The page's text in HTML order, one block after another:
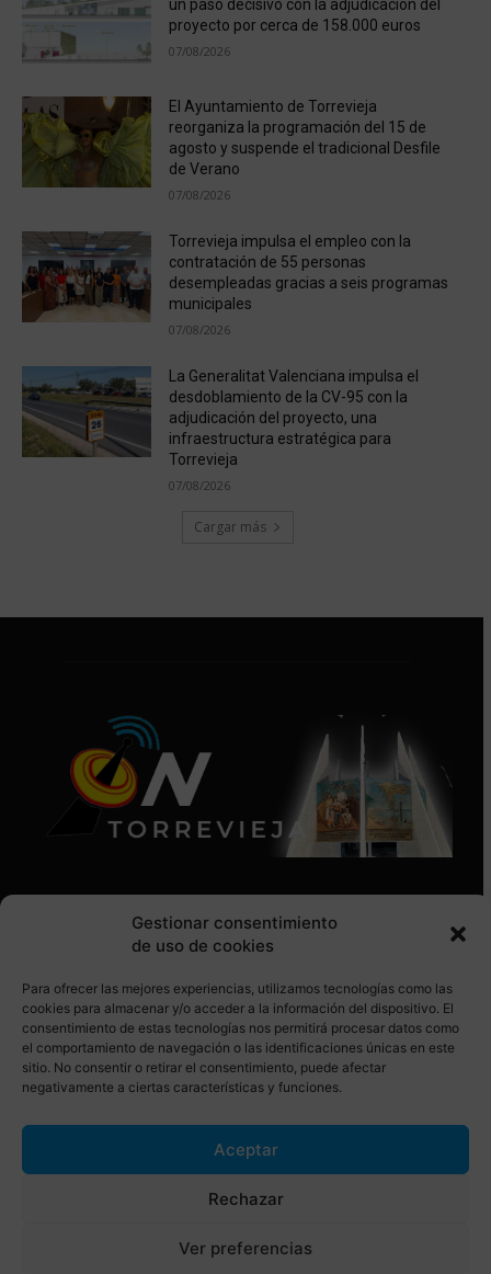
Gestionar consentimiento
de uso de cookies
Para ofrecer las mejores experiencias, utilizamos tecnologías como las
cookies para almacenar y/o acceder a la información del dispositivo. El
consentimiento de estas tecnologías nos permitirá procesar datos como
el comportamiento de navegación o las identificaciones únicas en este
sitio. No consentir o retirar el consentimiento, puede afectar
negativamente a ciertas características y funciones.
Aceptar
Rechazar
Ver preferencias
un paso decisivo con la adjudicación del
proyecto por cerca de 158.000 euros
07/08/2026
El Ayuntamiento de Torrevieja
reorganiza la programación del 15 de
agosto y suspende el tradicional Desfile
de Verano
07/08/2026
Torrevieja impulsa el empleo con la
contratación de 55 personas
desempleadas gracias a seis programas
municipales
07/08/2026
La Generalitat Valenciana impulsa el
desdoblamiento de la CV-95 con la
adjudicación del proyecto, una
infraestructura estratégica para
Torrevieja
07/08/2026
Cargar más
SÍGUENOS EN REDES SOCIALES
© Torrevieja ON. Desarrollado por